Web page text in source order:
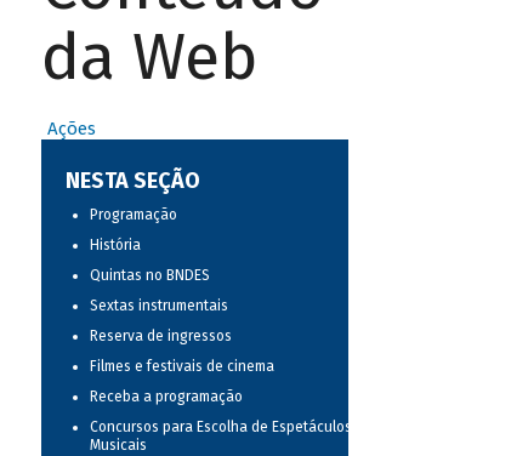
da Web
Ações
NESTA SEÇÃO
Programação
História
Quintas no BNDES
Sextas instrumentais
Reserva de ingressos
Filmes e festivais de cinema
Receba a programação
Concursos para Escolha de Espetáculos
Musicais